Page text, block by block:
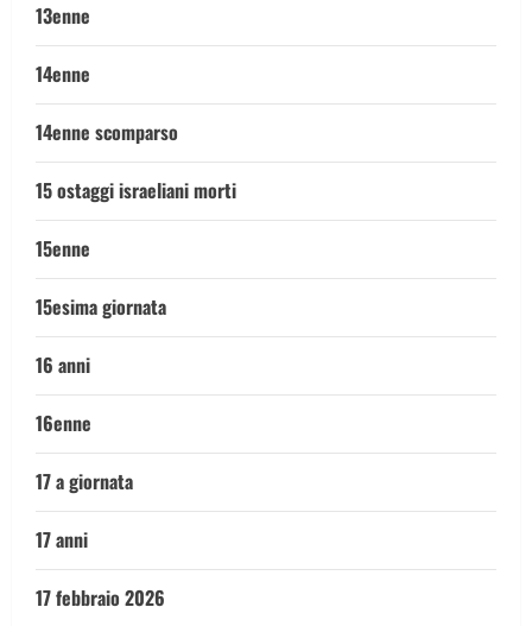
13enne
14enne
14enne scomparso
15 ostaggi israeliani morti
15enne
15esima giornata
16 anni
16enne
17 a giornata
17 anni
17 febbraio 2026